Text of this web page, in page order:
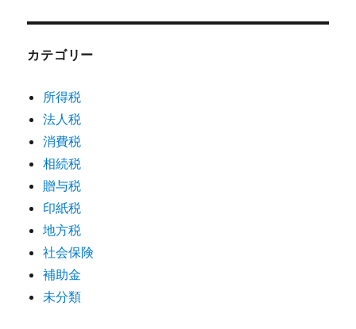
カテゴリー
所得税
法人税
消費税
相続税
贈与税
印紙税
地方税
社会保険
補助金
未分類